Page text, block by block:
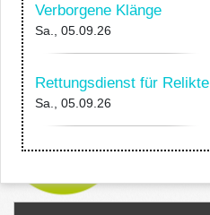
Verborgene Klänge
Sa., 05.09.26
Rettungsdienst für Relikte
Sa., 05.09.26